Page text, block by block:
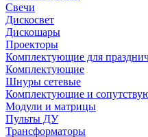
Свечи
Дискосвет
Дискошары
Проекторы
Комплектующие для
Комплектующие
Шнуры сетевые
Комплектующие и
Модули и матрицы
Пульты ДУ
Трансформаторы